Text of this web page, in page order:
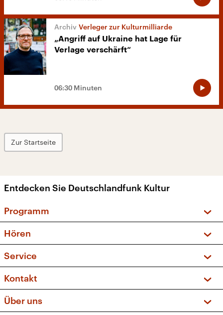
Verleger zur Kulturmilliarde
„Angriff auf Ukraine hat Lage für
Verlage verschärft“
06:30 Minuten
Zur Startseite
Entdecken Sie Deutschlandfunk Kultur
Programm
Sendungen und Podcasts
Musikliste
Kakadu – Das Kinderprogramm
Hören
Frequenzen (UKW + DAB+)
Service
FAQ
Apps
Newsletter
Kontakt
Social Media
Über uns